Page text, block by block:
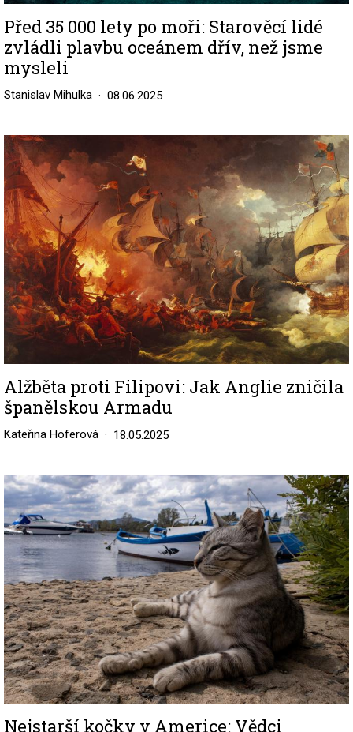
Před 35 000 lety po moři: Starověcí lidé
zvládli plavbu oceánem dřív, než jsme
mysleli
Stanislav Mihulka 08.06.2025
Image
Alžběta proti Filipovi: Jak Anglie zničila
španělskou Armadu
Kateřina Höferová 18.05.2025
Image
Nejstarší kočky v Americe: Vědci